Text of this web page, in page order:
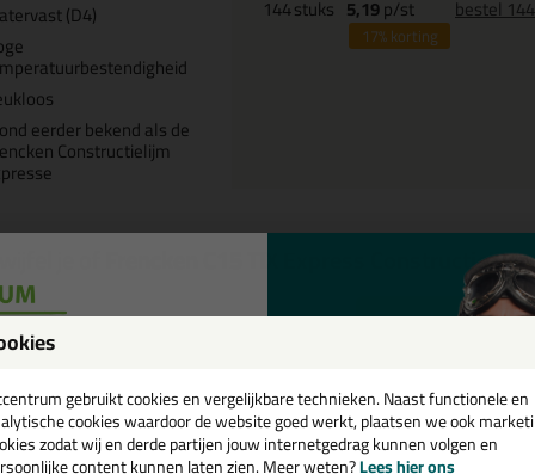
(D4)
eerder bekend als de
Constructielijm
144stuks 5,19p/st
17%korting
bestel
Frencken C15 TIX Express Constructielijm
Start de check
Omschrijving Specificaties
gebruikt cookies en vergelijkbare technieken. Naast functionele en
cookies waardoor de website goed werkt, plaatsen we ook
zodat wij en derde partijen jouw internetgedrag kunnen volgen en
content kunnen laten zien. Meer weten?Lees hier ons
💚